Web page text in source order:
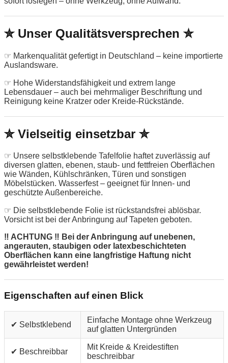
✮ Unser Qualitätsversprechen ✮
☞ Markenqualität gefertigt in Deutschland – keine importierte
Auslandsware.
☞ Hohe Widerstandsfähigkeit und extrem lange
Lebensdauer – auch bei mehrmaliger Beschriftung und
Reinigung keine Kratzer oder Kreide-Rückstände.
✮ Vielseitig einsetzbar ✮
☞ Unsere selbstklebende Tafelfolie haftet zuverlässig auf
diversen glatten, ebenen, staub- und fettfreien Oberflächen
wie Wänden, Kühlschränken, Türen und sonstigen
Möbelstücken. Wasserfest – geeignet für Innen- und
geschützte Außenbereiche.
☞ Die selbstklebende Folie ist rückstandsfrei ablösbar.
Vorsicht ist bei der Anbringung auf Tapeten geboten.
‼ ACHTUNG ‼ Bei der Anbringung auf unebenen,
angerauten, staubigen oder latexbeschichteten
Oberflächen kann eine langfristige Haftung nicht
gewährleistet werden!
Eigenschaften auf einen Blick
✔ Selbstklebend
Einfache Montage ohne Werkzeug
auf glatten Untergründen
✔ Beschreibbar
Mit Kreide & Kreidestiften
beschreibbar